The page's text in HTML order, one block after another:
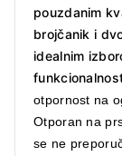
pouzdanim
brojčanik i
idealnim
otpornost na
Otporan na
se ne